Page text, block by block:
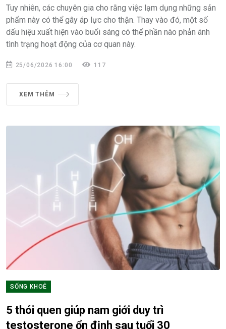
Tuy nhiên, các chuyên gia cho rằng việc lạm dụng những sản
phẩm này có thể gây áp lực cho thận. Thay vào đó, một số
dấu hiệu xuất hiện vào buổi sáng có thể phần nào phản ánh
tình trạng hoạt động của cơ quan này.
25/06/2026 16:00 117
XEM THÊM
SỐNG KHOẺ
5 thói quen giúp nam giới duy trì
testosterone ổn định sau tuổi 30